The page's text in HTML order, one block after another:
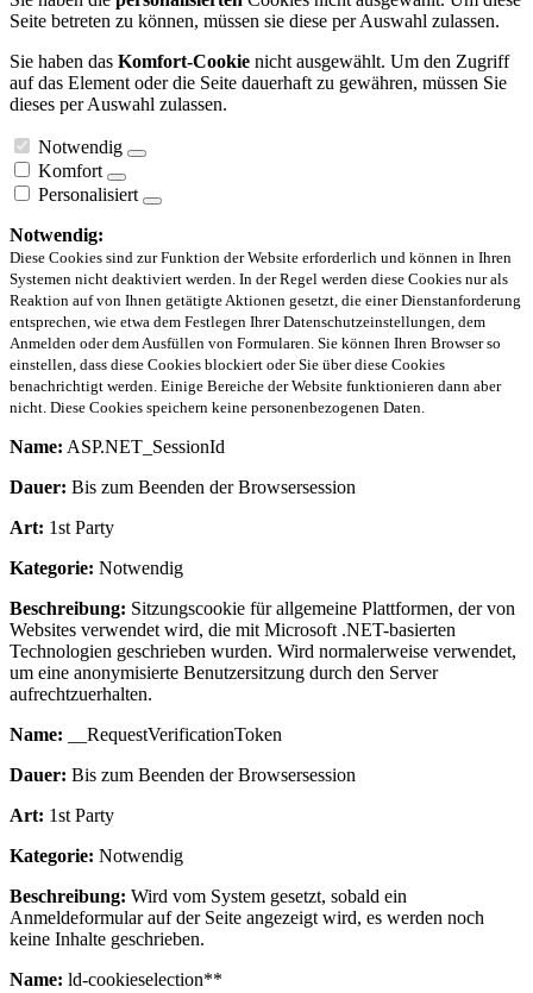
Seite betreten zu können, müssen sie diese per Auswahl zulassen.
Sie haben das Komfort-Cookie nicht ausgewählt. Um den Zugriff
auf das Element oder die Seite dauerhaft zu gewähren, müssen Sie
dieses per Auswahl zulassen.
Notwendig
Komfort
Personalisiert
Notwendig:
Diese Cookies sind zur Funktion der Website erforderlich und können in Ihren
Systemen nicht deaktiviert werden. In der Regel werden diese Cookies nur als
Reaktion auf von Ihnen getätigte Aktionen gesetzt, die einer Dienstanforderung
entsprechen, wie etwa dem Festlegen Ihrer Datenschutzeinstellungen, dem
Anmelden oder dem Ausfüllen von Formularen. Sie können Ihren Browser so
einstellen, dass diese Cookies blockiert oder Sie über diese Cookies
benachrichtigt werden. Einige Bereiche der Website funktionieren dann aber
nicht. Diese Cookies speichern keine personenbezogenen Daten.
Name: ASP.NET_SessionId
Dauer: Bis zum Beenden der Browsersession
Art: 1st Party
Kategorie: Notwendig
Beschreibung: Sitzungscookie für allgemeine Plattformen, der von
Websites verwendet wird, die mit Microsoft .NET-basierten
Technologien geschrieben wurden. Wird normalerweise verwendet,
um eine anonymisierte Benutzersitzung durch den Server
aufrechtzuerhalten.
Name: __RequestVerificationToken
Dauer: Bis zum Beenden der Browsersession
Art: 1st Party
Kategorie: Notwendig
Beschreibung: Wird vom System gesetzt, sobald ein
Anmeldeformular auf der Seite angezeigt wird, es werden noch
keine Inhalte geschrieben.
Name: ld-cookieselection**